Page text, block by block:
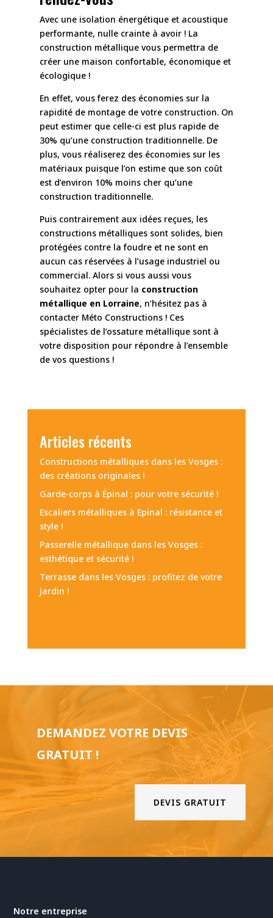
Avec une isolation énergétique et acoustique
performante, nulle crainte à avoir ! La
construction métallique vous permettra de
créer une maison confortable, économique et
écologique !
En effet, vous ferez des économies sur la
rapidité de montage de votre construction. On
peut estimer que celle-ci est plus rapide de
30% qu’une construction traditionnelle. De
plus, vous réaliserez des économies sur les
matériaux puisque l’on estime que son coût
est d’environ 10% moins cher qu’une
construction traditionnelle.
Puis contrairement aux idées reçues, les
constructions métalliques sont solides, bien
protégées contre la foudre et ne sont en
aucun cas réservées à l’usage industriel ou
commercial. Alors si vous aussi vous
souhaitez opter pour la construction
métallique en Lorraine, n’hésitez pas à
contacter Méto Constructions ! Ces
spécialistes de l’ossature métallique sont à
votre disposition pour répondre à l’ensemble
de vos questions !
Articles récents
Constructions métalliques dans les Vosges :
des créations originales !
Garde-corps à Épinal : pour votre sécurité !
Escaliers métalliques à Epinal : résistance et
style !
Passerelle métallique dans les Vosges :
esthétique et sécurité !
Terrasse dans les Vosges : profitez de votre
jardin !
DEMANDEZ VOTRE DEVIS
GRATUIT !
DEVIS GRATUIT
Notre entreprise